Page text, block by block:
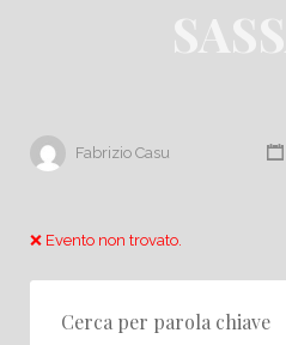
Fabrizio Casu
❌ Evento non trovato.
Cerca per parola chiave